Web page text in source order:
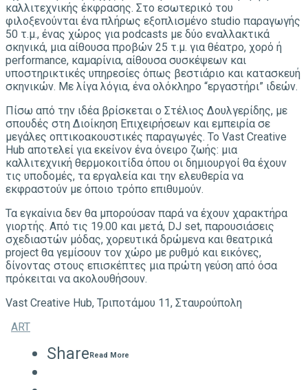
καλλιτεχνικής έκφρασης. Στο εσωτερικό του
φιλοξενούνται ένα πλήρως εξοπλισμένο studio παραγωγής
50 τ.μ., ένας χώρος για podcasts με δύο εναλλακτικά
σκηνικά, μια αίθουσα προβών 25 τ.μ. για θέατρο, χορό ή
performance, καμαρίνια, αίθουσα συσκέψεων και
υποστηρικτικές υπηρεσίες όπως βεστιάριο και κατασκευή
σκηνικών. Με λίγα λόγια, ένα ολόκληρο “εργαστήρι” ιδεών.
Πίσω από την ιδέα βρίσκεται ο Στέλιος Δουλγερίδης, με
σπουδές στη Διοίκηση Επιχειρήσεων και εμπειρία σε
μεγάλες οπτικοακουστικές παραγωγές. Το Vast Creative
Hub αποτελεί για εκείνον ένα όνειρο ζωής: μια
καλλιτεχνική θερμοκοιτίδα όπου οι δημιουργοί θα έχουν
τις υποδομές, τα εργαλεία και την ελευθερία να
εκφραστούν με όποιο τρόπο επιθυμούν.
Τα εγκαίνια δεν θα μπορούσαν παρά να έχουν χαρακτήρα
γιορτής. Από τις 19.00 και μετά, DJ set, παρουσιάσεις
σχεδιαστών μόδας, χορευτικά δρώμενα και θεατρικά
project θα γεμίσουν τον χώρο με ρυθμό και εικόνες,
δίνοντας στους επισκέπτες μια πρώτη γεύση από όσα
πρόκειται να ακολουθήσουν.
Vast Creative Hub, Τριποτάμου 11, Σταυρούπολη
ART
Share Read More